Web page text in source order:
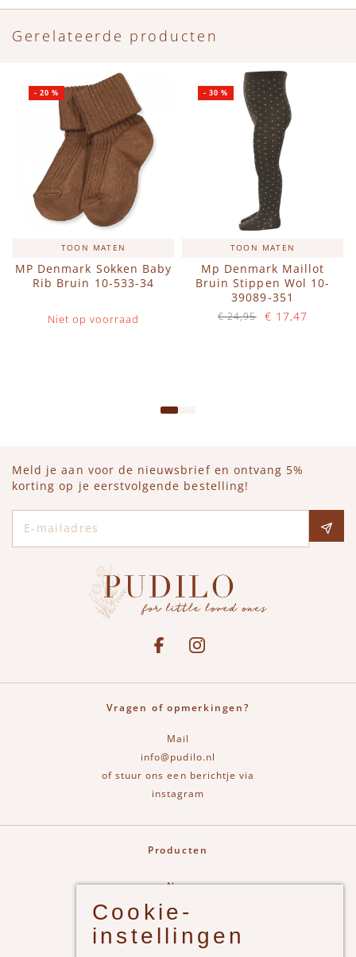
Gerelateerde producten
TOON MATEN
MP Denmark Sokken Baby
Rib Bruin 10-533-34
Niet op voorraad
-20 %
TOON MATEN
Mp Denmark Maillot
Bruin Stippen Wol 10-
39089-351
€ 17,47
€ 24,95
-30 %
Meld je aan voor de nieuwsbrief en ontvang 5%
korting op je eerstvolgende bestelling!
See our FacebookBekijk onze Instagram pagina
Vragen of opmerkingen?
Mail
info@pudilo.nl
of stuur ons een berichtje via
instagram
Producten
New
Jongens
Meisjes
Cookie-
instellingen